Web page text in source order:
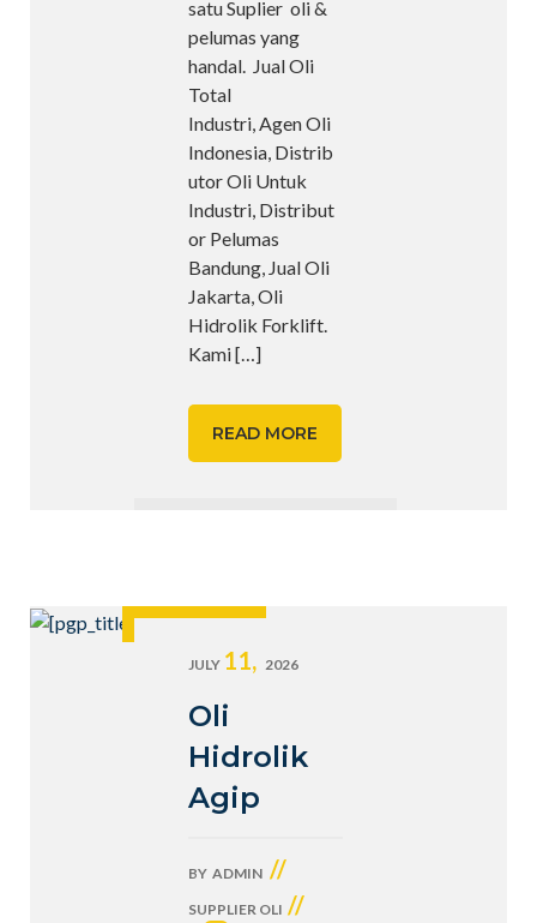
satu Suplier oli &
pelumas yang
handal. Jual Oli
Total
Industri, Agen Oli
Indonesia, Distrib
utor Oli Untuk
Industri, Distribut
or Pelumas
Bandung, Jual Oli
Jakarta, Oli
Hidrolik Forklift.
Kami[…]
READ MORE
JULY 11, 2026
Oli
Hidrolik
Agip
BY ADMIN //
SUPPLIER OLI //